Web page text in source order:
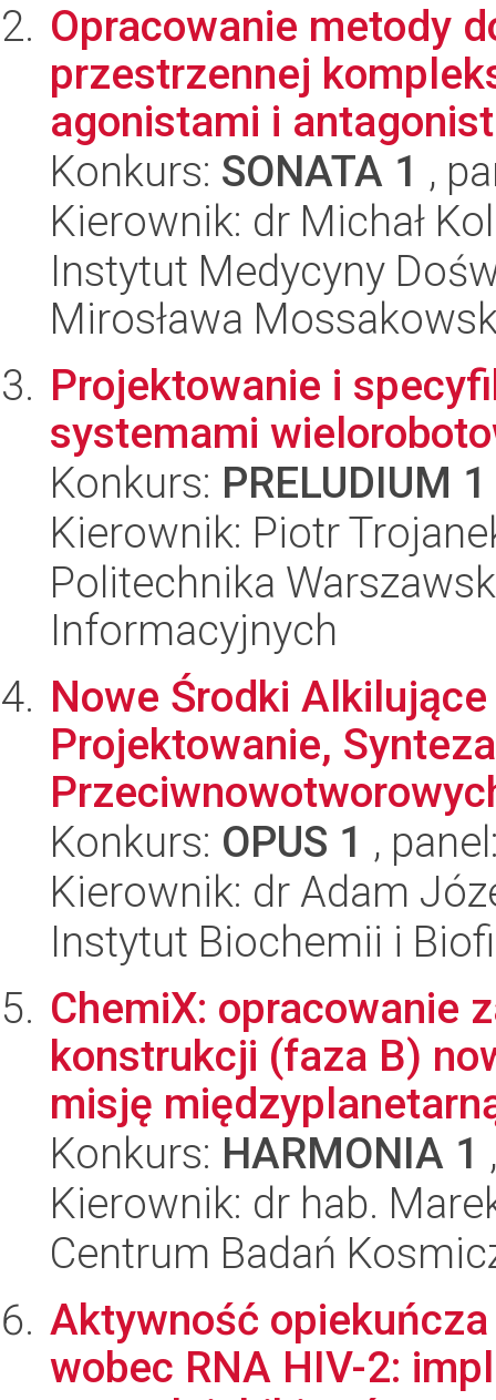
Opracowanie metody
przestrzennej
agonistami i
Konkurs: SONATA 1 ,
Kierownik: dr Michał
Instytut Medycyny
Mirosława
Projektowanie i
systemami
Konkurs: PRELUDIUM 1
Kierownik: Piotr
Politechnika
Informacyjnych
Nowe Środki
Projektowanie,
Konkurs: OPUS 1 ,
Kierownik: dr Adam
Instytut Biochemii i
ChemiX: opracowanie
konstrukcji (faza B)
misję
Konkurs: HARMONIA 1
Kierownik: dr hab.
Centrum Badań
Aktywność
wobec RNA HIV-2: